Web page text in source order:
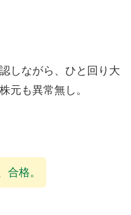
しながら、ひと回り大
元も異常無し。
合格。